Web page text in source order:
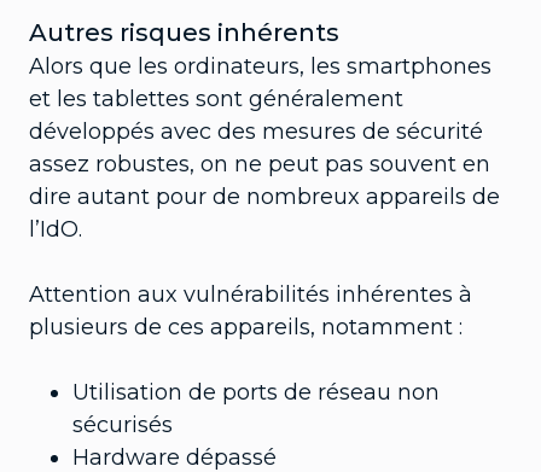
Autres risques inhérents
Alors que les ordinateurs, les smartphones
et les tablettes sont généralement
développés avec des mesures de sécurité
assez robustes, on ne peut pas souvent en
dire autant pour de nombreux appareils de
l’IdO.
Attention aux vulnérabilités inhérentes à
plusieurs de ces appareils, notamment :
Utilisation de ports de réseau non
sécurisés
Hardware dépassé